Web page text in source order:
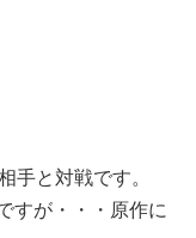
手と対戦です。
すが・・・原作に